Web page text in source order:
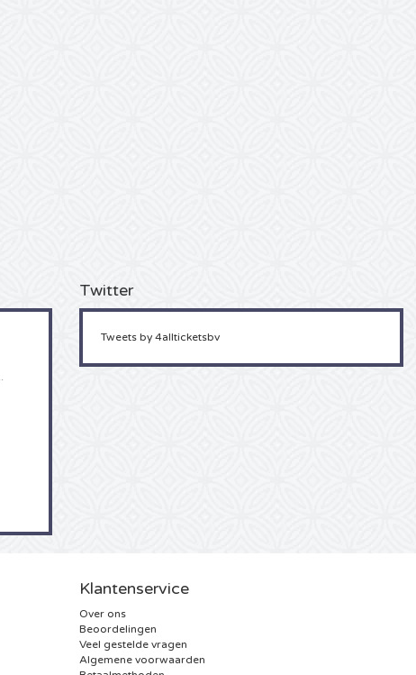
Twitter
Tweets by 4allticketsbv
Klantenservice
Over ons
Beoordelingen
Veel gestelde vragen
Algemene voorwaarden